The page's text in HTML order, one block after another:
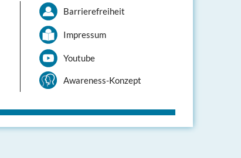
Barrierefreiheit
Impressum
Youtube
Awareness-Konzept